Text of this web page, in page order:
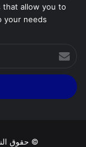
that allow you to
needs.
بريدك
الإلكتروني
© حقوق النشر 2026، جميع